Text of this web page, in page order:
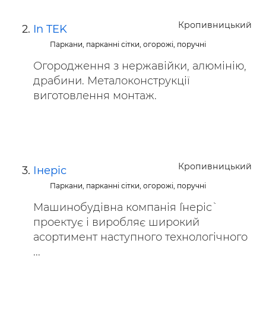
Кропивницький
In TEK
Паркани, парканні сітки, огорожі, поручні
Огородження з нержавійки, алюмінію,
драбини. Металоконструкції
виготовлення монтаж.
Кропивницький
Інеріс
Паркани, парканні сітки, огорожі, поручні
Машинобудівна компанія `Інеріс`
проектує і виробляє широкий
асортимент наступного технологічного
...